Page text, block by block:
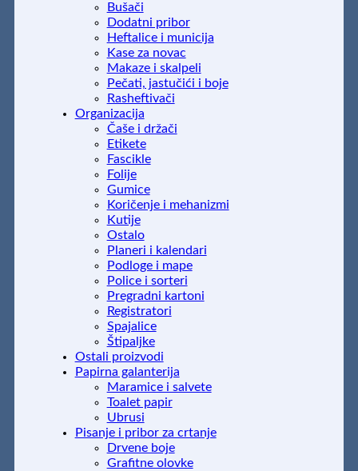
Bušači
Dodatni pribor
Heftalice i municija
Kase za novac
Makaze i skalpeli
Pečati, jastučići i boje
Rasheftivači
Organizacija
Čaše i držači
Etikete
Fascikle
Folije
Gumice
Koričenje i mehanizmi
Kutije
Ostalo
Planeri i kalendari
Podloge i mape
Police i sorteri
Pregradni kartoni
Registratori
Spajalice
Štipaljke
Ostali proizvodi
Papirna galanterija
Maramice i salvete
Toalet papir
Ubrusi
Pisanje i pribor za crtanje
Drvene boje
Grafitne olovke